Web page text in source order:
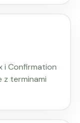
i Confirmation
terminami